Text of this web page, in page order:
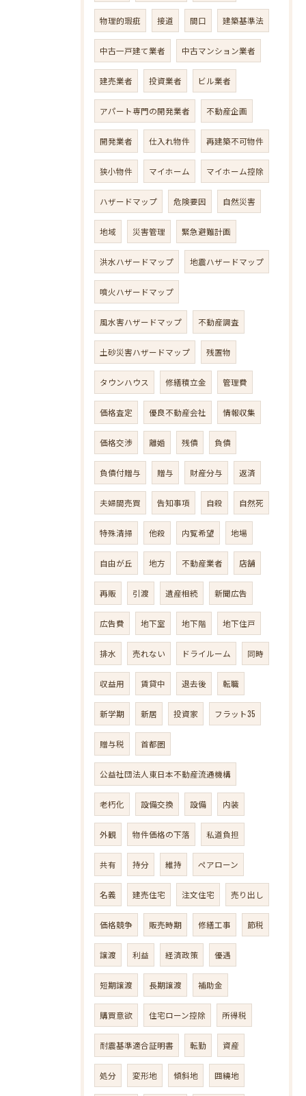
物理的瑕疵 接道 間口 建築基準法
中古一戸建て業者 中古マンション業者
建売業者 投資業者 ビル業者
アパート専門の開発業者 不動産企画
開発業者 仕入れ物件 再建築不可物件
狭小物件 マイホーム マイホーム控除
ハザードマップ 危険要因 自然災害
地域 災害管理 緊急避難計画
洪水ハザードマップ 地震ハザードマップ
噴火ハザードマップ
風水害ハザードマップ 不動産調査
土砂災害ハザードマップ 残置物
タウンハウス 修繕積立金 管理費
価格査定 優良不動産会社 情報収集
価格交渉 離婚 残債 負債
負債付贈与 贈与 財産分与 返済
夫婦間売買 告知事項 自殺 自然死
特殊清掃 他殺 内覧希望 地場
自由が丘 地方 不動産業者 店舗
再販 引渡 遺産相続 新聞広告
広告費 地下室 地下階 地下住戸
排水 売れない ドライルーム 同時
収益用 賃貸中 退去後 転職
新学期 新居 投資家 フラット35
贈与税 首都圏
公益社団法人東日本不動産流通機構
老朽化 設備交換 設備 内装
外観 物件価格の下落 私道負担
共有 持分 維持 ペアローン
名義 建売住宅 注文住宅 売り出し
価格競争 販売時期 修繕工事 節税
譲渡 利益 経済政策 優遇
短期譲渡 長期譲渡 補助金
購買意欲 住宅ローン控除 所得税
耐震基準適合証明書 転勤 資産
処分 変形地 傾斜地 囲繞地